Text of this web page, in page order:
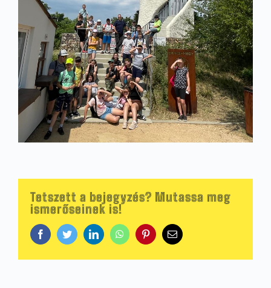
Tetszett a bejegyzés? Mutassa meg
ismerőseinek is!
FacebookTwitterLinkedInWhatsAppPinterestEmail: